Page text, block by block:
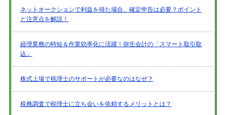
ネットオークションで利益を得た場合、確定申告は必要？ポイント
と注意点を解説！
経理業務の時短＆作業効率化に活躍！弥生会計の「スマート取引取
込」
株式上場で税理士のサポートが必要なのはなぜ？
税務調査で税理士に立ち会いを依頼するメリットとは？